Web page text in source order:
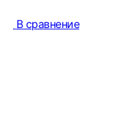
В сравнение